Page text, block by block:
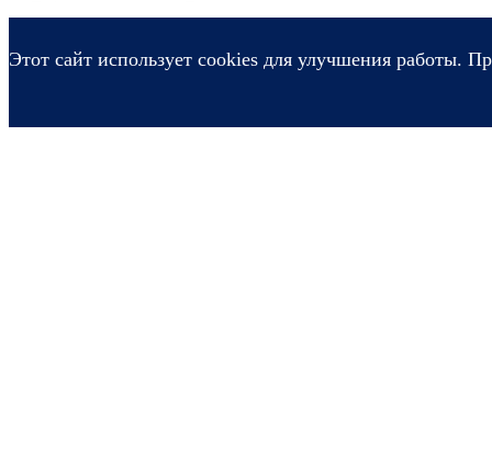
Этот сайт использует cookies для улучшения работы.